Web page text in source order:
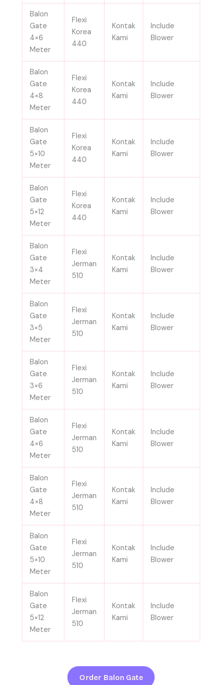
Balon
Gate
4×6
Meter
Flexi
Korea
440
Kontak
Kami
Include
Blower
Balon
Gate
4×8
Meter
Flexi
Korea
440
Kontak
Kami
Include
Blower
Balon
Gate
5×10
Meter
Flexi
Korea
440
Kontak
Kami
Include
Blower
Balon
Gate
5×12
Meter
Flexi
Korea
440
Kontak
Kami
Include
Blower
Balon
Gate
3×4
Meter
Flexi
Jerman
510
Kontak
Kami
Include
Blower
Balon
Gate
3×5
Meter
Flexi
Jerman
510
Kontak
Kami
Include
Blower
Balon
Gate
3×6
Meter
Flexi
Jerman
510
Kontak
Kami
Include
Blower
Balon
Gate
4×6
Meter
Flexi
Jerman
510
Kontak
Kami
Include
Blower
Balon
Gate
4×8
Meter
Flexi
Jerman
510
Kontak
Kami
Include
Blower
Balon
Gate
5×10
Meter
Flexi
Jerman
510
Kontak
Kami
Include
Blower
Balon
Gate
5×12
Meter
Flexi
Jerman
510
Kontak
Kami
Include
Blower
Order Balon Gate